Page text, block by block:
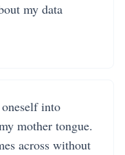
my data.
into
mother tongue.
across without